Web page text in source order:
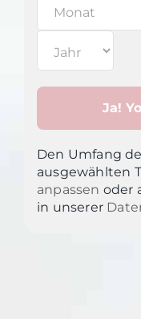
Den Umfang
ausgewählten
anpassen oder
in unserer